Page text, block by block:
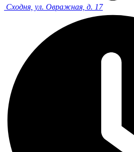
Сходня, ул. Овражная, д. 17